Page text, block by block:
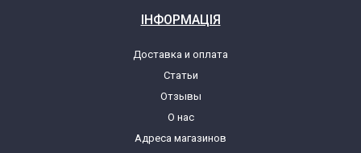
ІНФОРМАЦІЯ
Доставка и оплата
Статьи
Отзывы
О нас
Адреса магазинов